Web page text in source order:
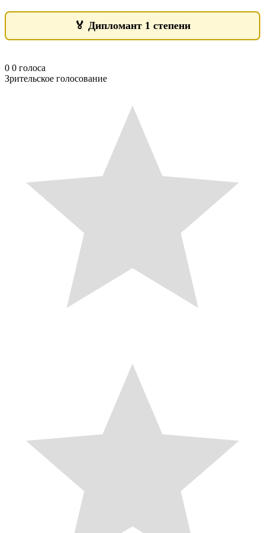
🏅 Дипломант 1 степени
0 0 голоса
Зрительское голосование